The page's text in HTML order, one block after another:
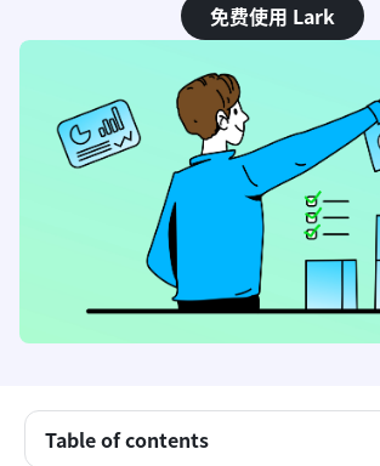
免费使用 Lark
Table of contents